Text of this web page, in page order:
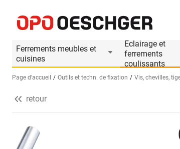
Ferrements meubles et
cuisines
Eclairage et
ferrements
coulissants
Sélectionnez une langue (FR)
Page d’accueil Outils et techn. de fixation Vis, chevilles,
Informations produit
retour